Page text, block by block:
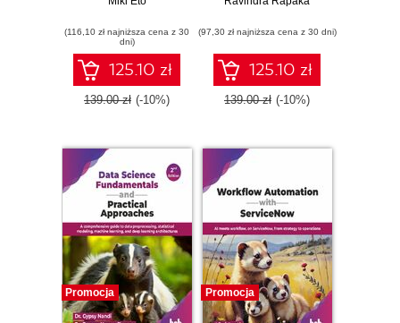
(116,10 zł najniższa cena z 30
dni)
125.10 zł
139.00 zł (-10%)
(97,30 zł najniższa cena z 30 dni)
125.10 zł
139.00 zł (-10%)
Promocja Promocja